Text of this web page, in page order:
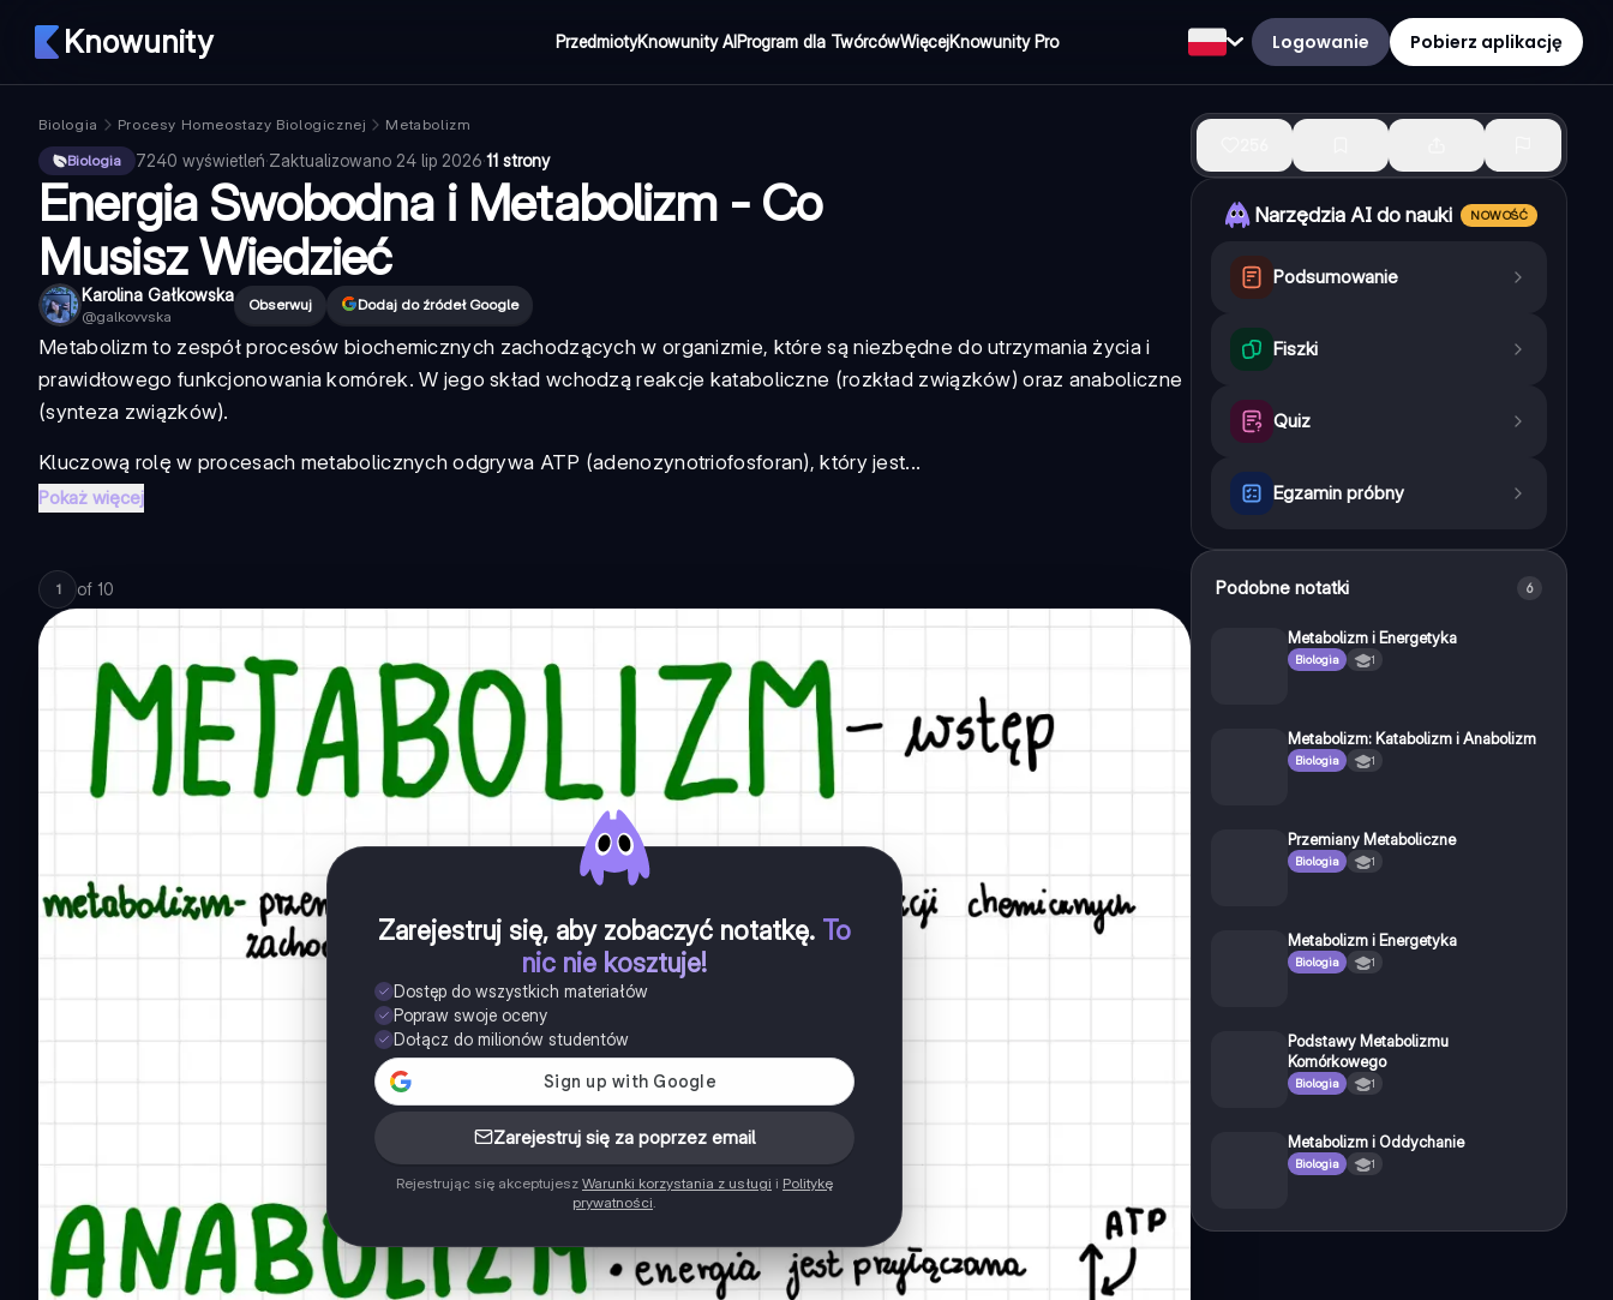
Knowunity PrzedmiotyKnowunity AIProgram dla TwórcówWięcejKnowunity Pro Logowanie Pobierz aplikację
Biologia Procesy Homeostazy Biologicznej
Metabolizm
Biologia
7240 wyświetleń·Zaktualizowano 24 lip 2026·11 strony
Energia Swobodna i Metabolizm - Co
Musisz Wiedzieć
Karolina Gałkowska
@galkovvska
Obserwuj Dodaj do źródeł Google
Metabolizm to zespół procesów biochemicznych zachodzących w organizmie, które są niezbędne do utrzymania życia i
prawidłowego funkcjonowania komórek. W jego skład wchodzą reakcje kataboliczne (rozkład związków) oraz anaboliczne
(synteza związków).
Kluczową rolę w procesach metabolicznych odgrywa ATP (adenozynotriofosforan), który jest...
Pokaż więcej
1 of 10
Zarejestruj się, aby zobaczyć notatkę. To
nic nie kosztuje!
Dostęp do wszystkich materiałów
Popraw swoje oceny
Dołącz do milionów studentów
Zarejestruj się za poprzez email
Rejestrując się akceptujesz Warunki korzystania z usługi i Politykę
prywatności.
Narzędzia AI do nauki NOWOŚĆ
Podsumowanie
Fiszki
Quiz
Egzamin próbny
Podobne notatki 6
Metabolizm i Energetyka
Biologia 1
Metabolizm: Katabolizm i Anabolizm
Biologia 1
Przemiany Metaboliczne
Biologia 1
Metabolizm i Energetyka
Biologia 1
Podstawy Metabolizmu
Komórkowego
Biologia 1
Metabolizm i Oddychanie
Biologia 1